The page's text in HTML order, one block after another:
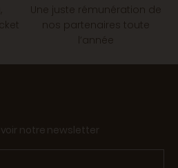
Une juste rémunération de
nos partenaires toute
l’année
notre newsletter